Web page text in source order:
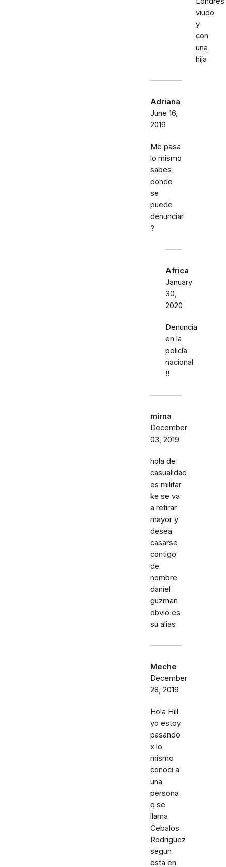
viudo
y
con
una
hija
Adriana
June 16,
2019
Me pasa
lo mismo
sabes
donde
se
puede
denunciar
?
Africa
January
30,
2020
Denuncia
en la
policía
nacional
!!
mirna
December
03, 2019
hola de
casualidad
es militar
ke se va
a retirar
mayor y
desea
casarse
contigo
de
nombre
daniel
guzman
obvio es
su alias
Meche
December
28, 2019
Hola Hill
yo estoy
pasando
x lo
mismo
conoci a
una
persona
q se
llama
Cebalos
Rodriguez
segun
esta en